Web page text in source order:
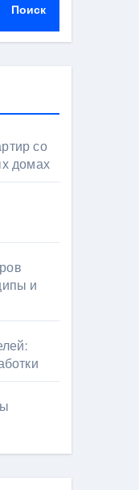
Поиск
со
домах
и